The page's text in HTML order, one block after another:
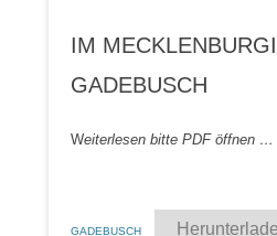
IM
GADEBUSCH
Weiterlesen bitte PDF öffnen …
GADEBUSCH